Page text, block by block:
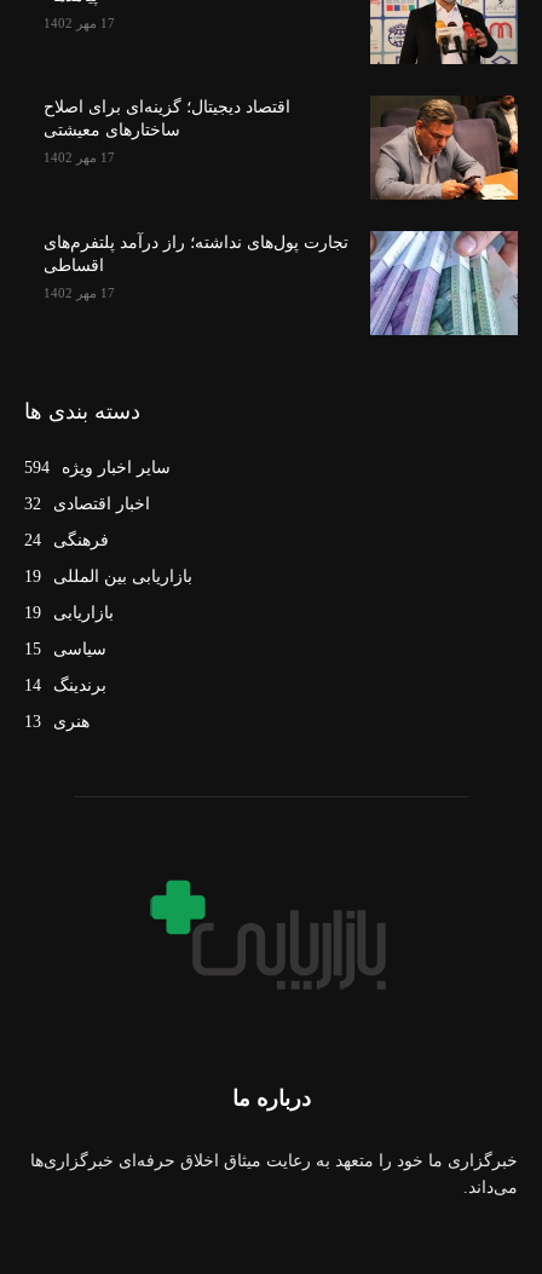
17 مهر 1402
اقتصاد دیجیتال؛ گزینه‌ای برای اصلاح
ساختارهای معیشتی
17 مهر 1402
تجارت پول‌های نداشته؛ راز درآمد پلتفرم‌های
اقساطی
17 مهر 1402
دسته بندی ها
سایر اخبار ویژه
594
اخبار اقتصادی
32
فرهنگی
24
بازاریابی بین المللی
19
بازاریابی
19
سیاسی
15
برندینگ
14
هنری
13
درباره ما
خبرگزاری ما خود را متعهد به رعایت میثاق اخلاق حرفه‌ای خبرگزاری‌ها
می‌داند.